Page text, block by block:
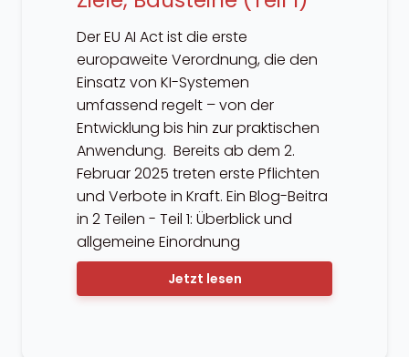
Der EU AI Act ist die erste
europaweite Verordnung, die den
Einsatz von KI-Systemen
umfassend regelt – von der
Entwicklung bis hin zur praktischen
Anwendung. Bereits ab dem 2.
Februar 2025 treten erste Pflichten
und Verbote in Kraft. Ein Blog-Beitra
in 2 Teilen - Teil 1: Überblick und
allgemeine Einordnung
Jetzt lesen